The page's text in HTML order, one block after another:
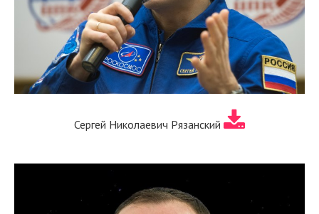
Сергей Николаевич Рязанский